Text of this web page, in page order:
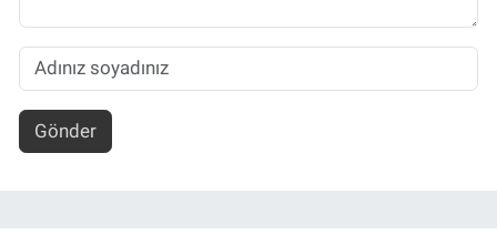
Gönder